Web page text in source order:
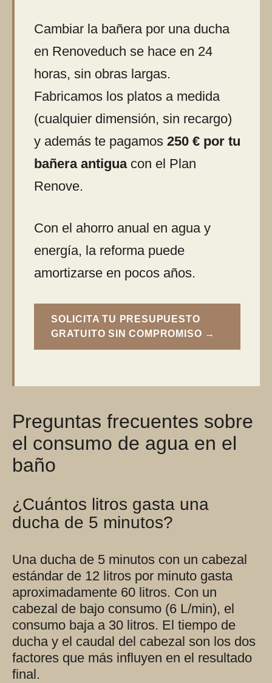
Cambiar la bañera por una ducha
en Renoveduch se hace en 24
horas, sin obras largas.
Fabricamos los platos a medida
(cualquier dimensión, sin recargo)
y además te pagamos 250 € por tu
bañera antiguacon el Plan
Renove.
Con el ahorro anual en agua y
energía, la reforma puede
amortizarse en pocos años.
SOLICITA TU PRESUPUESTO
GRATUITO SIN COMPROMISO →
Preguntas frecuentes sobre
el consumo de agua en el
baño
¿Cuántos litros gasta una
ducha de 5 minutos?
Una ducha de 5 minutos con un cabezal
estándar de 12 litros por minuto gasta
aproximadamente 60 litros. Con un
cabezal de bajo consumo (6 L/min), el
consumo baja a 30 litros. El tiempo de
ducha y el caudal del cabezal son los dos
factores que más influyen en el resultado
final.